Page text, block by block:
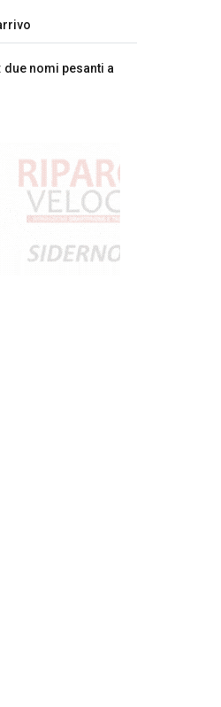
nomi pesanti a